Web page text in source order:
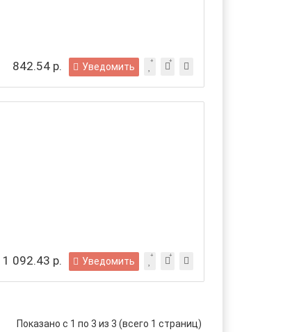
842.54 р. Уведомить
1 092.43 р. Уведомить
Показано с 1 по 3 из 3 (всего 1 страниц)